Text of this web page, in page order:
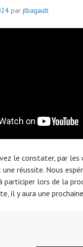
par jlbagault
le constater, par
réussite. Nous
participer lors de la
il y aura une